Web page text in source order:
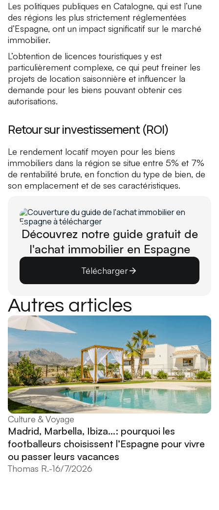
Les politiques publiques en Catalogne, qui est l’une
des régions les plus strictement réglementées
d’Espagne, ont un impact significatif sur le marché
immobilier.
L’obtention de licences touristiques y est
particulièrement complexe, ce qui peut freiner les
projets de location saisonnière et influencer la
demande pour les biens pouvant obtenir ces
autorisations.
Retour sur investissement (ROI)
Le rendement locatif moyen pour les biens
immobiliers dans la région se situe entre 5% et 7%
de rentabilité brute, en fonction du type de bien, de
son emplacement et de ses caractéristiques.
Découvrez notre guide gratuit de
l'achat immobilier en Espagne
Télécharger
Autres articles
Culture & Voyage
Madrid, Marbella, Ibiza...: pourquoi les
footballeurs choisissent l’Espagne pour vivre
ou passer leurs vacances
Thomas R.-16/7/2026